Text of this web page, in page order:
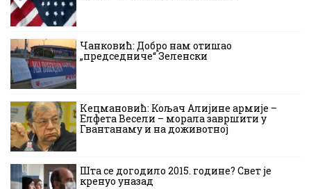
Чанковић: Добро нам отишао
„председниче“ Зеленски
Кецмановић: Кољач Алијине армије –
Елфета Весели – морала завршити у
Гвантанаму и на доживотној
Шта се догодило 2015. године? Свет је
кренуо уназад